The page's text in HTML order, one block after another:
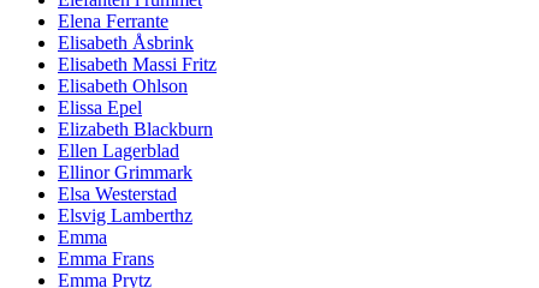
Elena Ferrante
Elisabeth Åsbrink
Elisabeth Massi Fritz
Elisabeth Ohlson
Elissa Epel
Elizabeth Blackburn
Ellen Lagerblad
Ellinor Grimmark
Elsa Westerstad
Elsvig Lamberthz
Emma
Emma Frans
Emma Prytz